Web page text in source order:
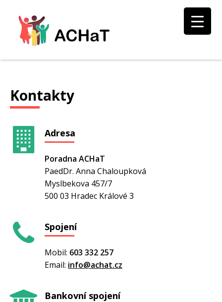
Kontakty
Adresa
Poradna ACHaT
PaedDr. Anna Chaloupková
Myslbekova 457/7
500 03 Hradec Králové 3
Spojení
Mobil: 603 332 257
Email: info@achat.cz
Bankovní spojení